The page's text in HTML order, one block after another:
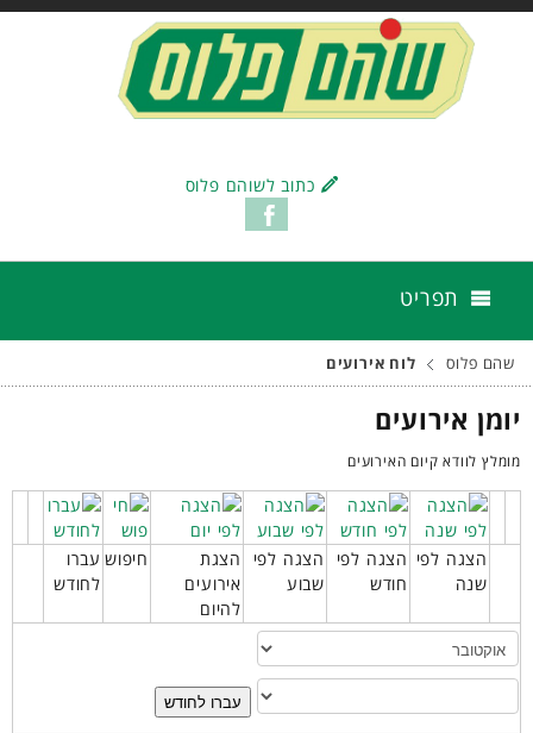
כתוב לשוהם פלוס
תפריט
שהם פלוס לוח אירועים
יומן אירועים
מומלץ לוודא קיום האירועים
הצגה לפי
שנה
הצגה לפי
חודש
הצגה לפי
שבוע
הצגת
אירועים
להיום
חיפוש עברו
לחודש
עברו לחודש